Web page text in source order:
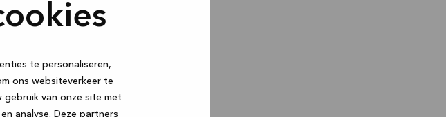
te personaliseren,
ons websiteverkeer te
gebruik van onze site met
analyse. Deze partners